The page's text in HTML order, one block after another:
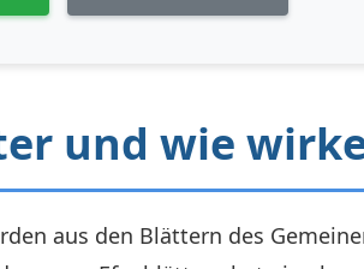
und wie
aus den Blättern des